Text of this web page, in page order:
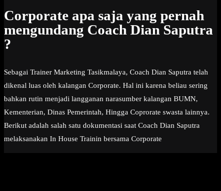
Corporate apa saja yang pernah
mengundang Coach Dian Saputra
?
Sebagai Trainer Marketing Tasikmalaya, Coach Dian Saputra telah
dikenal luas oleh kalangan Corporate. Hal ini karena beliau sering
bahkan rutin menjadi langganan narasumber kalangan BUMN,
Kementerian, Dinas Pemerintah, Hingga Coprorate swasta lainnya.
Berikut adalah salah satu dokumentasi saat Coach Dian Saputra
melaksanakan In House Trainin bersama Corporate